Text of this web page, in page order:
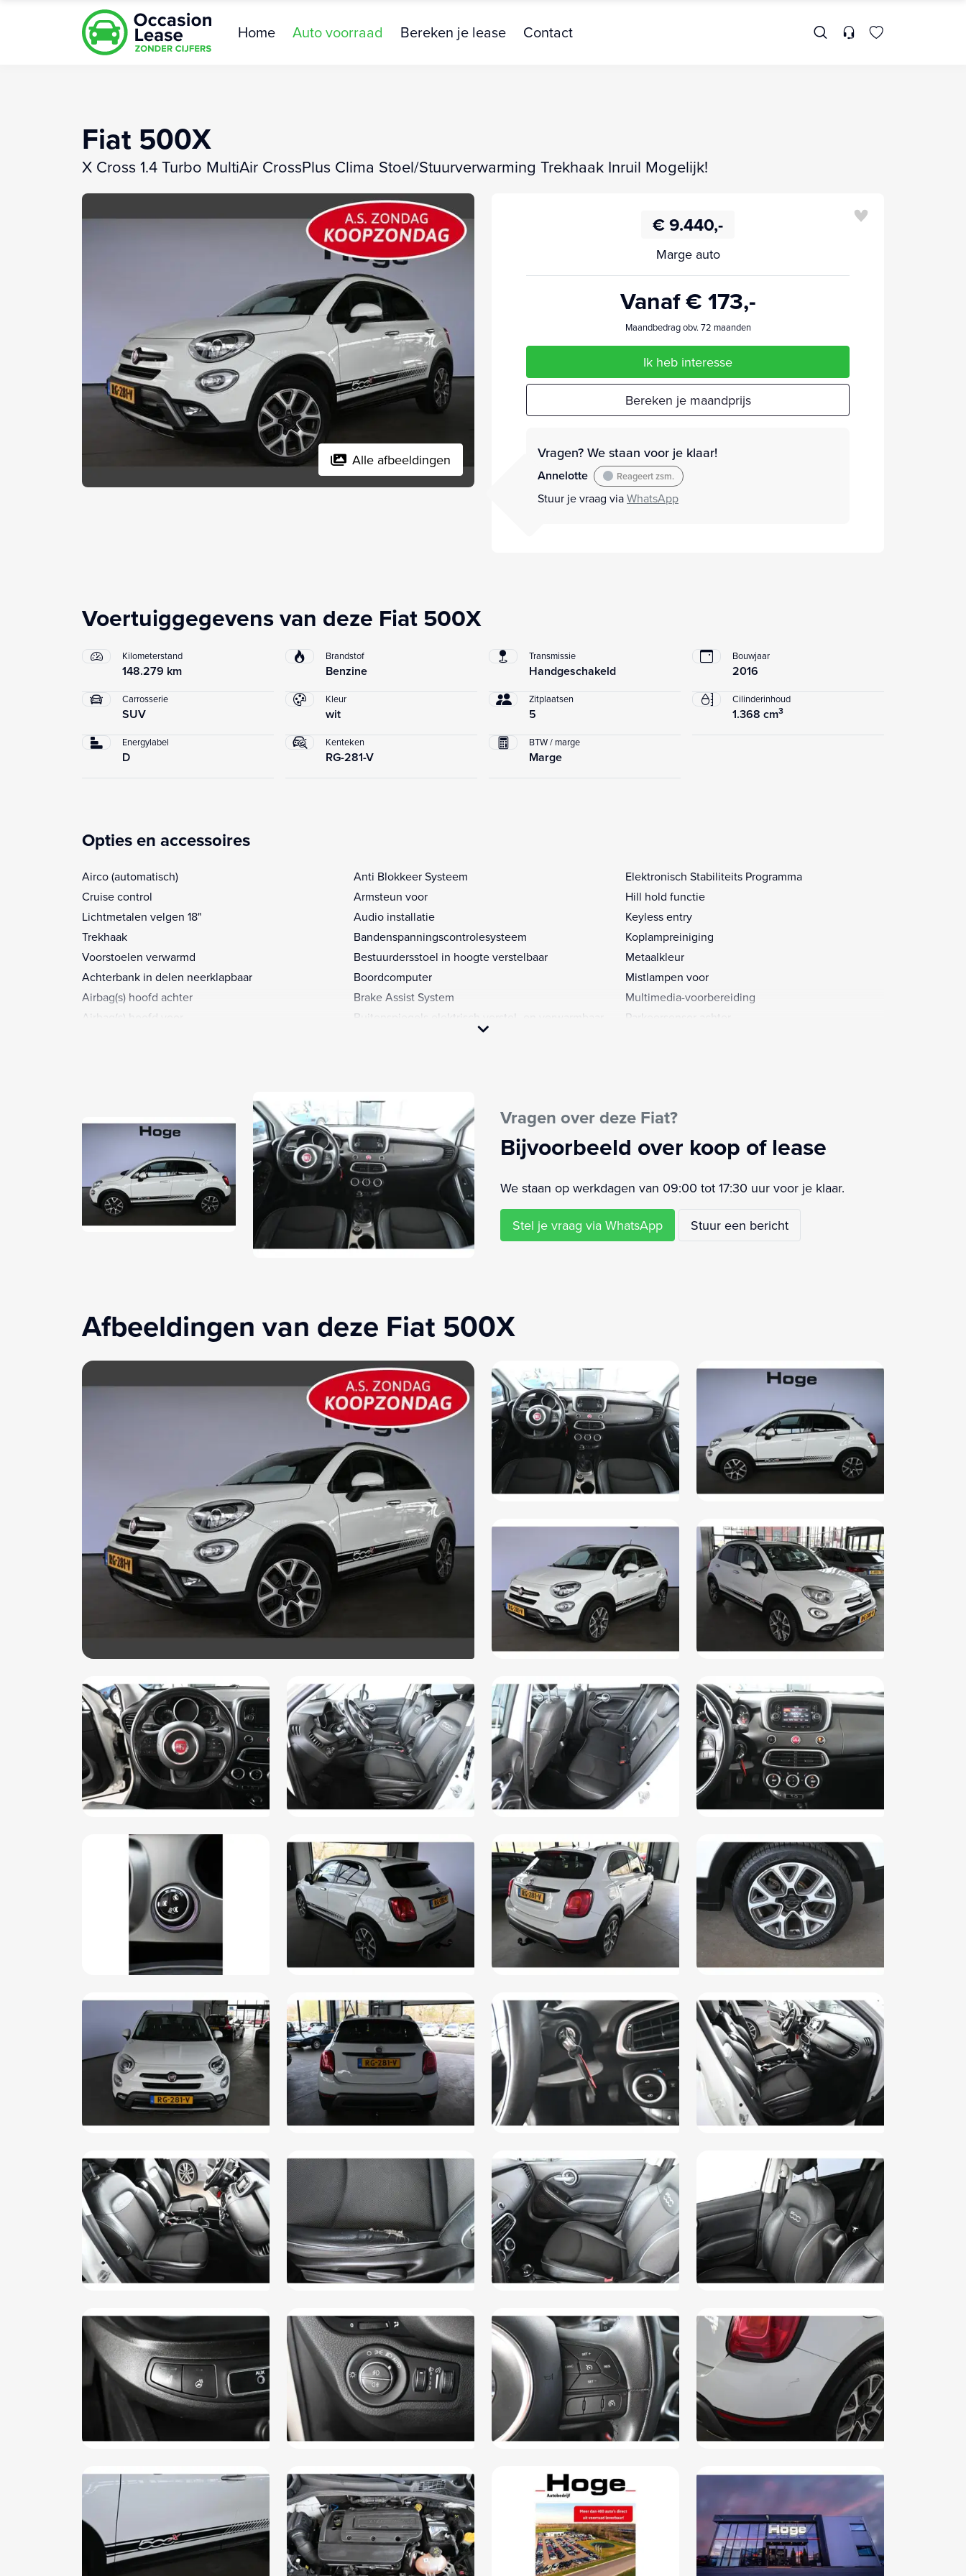
Home Auto voorraad Bereken je lease Contact
Fiat 500X
X Cross 1.4 Turbo MultiAir CrossPlus Clima Stoel/Stuurverwarming Trekhaak Inruil Mogelijk!
Alle afbeeldingen
€ 9.440,-
Marge auto
Vanaf € 173,-
Maandbedrag obv. 72 maanden
Ik heb interesse
Bereken je maandprijs
Vragen? We staan voor je klaar!
Annelotte Reageert zsm.
Stuur je vraag viaWhatsApp
Voertuiggegevens van deze Fiat 500X
Kilometerstand
148.279 km
Brandstof
Benzine
Transmissie
Handgeschakeld
Bouwjaar
2016
Carrosserie
SUV
Kleur
wit
Zitplaatsen
5
Cilinderinhoud
1.368 cm3
Energylabel
D
Kenteken
RG-281-V
BTW / marge
Marge
Opties en accessoires
Airco (automatisch)
Cruise control
Lichtmetalen velgen 18"
Trekhaak
Voorstoelen verwarmd
Achterbank in delen neerklapbaar
Airbag(s) hoofd achter
Airbag(s) hoofd voor
Anti Blokkeer Systeem
Armsteun voor
Audio installatie
Bandenspanningscontrolesysteem
Bestuurdersstoel in hoogte verstelbaar
Boordcomputer
Brake Assist System
Buitenspiegels elektrisch verstel- en verwarmbaar
Buitenspiegels in carrosseriekleur
Dakrails
Elektrische ramen voor en achter
Elektronisch Stabiliteits Programma
Hill hold functie
Keyless entry
Koplampreiniging
Metaalkleur
Mistlampen voor
Multimedia-voorbereiding
Parkeersensor achter
Vragen over deze Fiat?
Bijvoorbeeld over koop of lease
We staan op werkdagen van 09:00 tot 17:30 uur voor je klaar.
Stel je vraag via WhatsApp Stuur een bericht
Afbeeldingen van deze Fiat 500X